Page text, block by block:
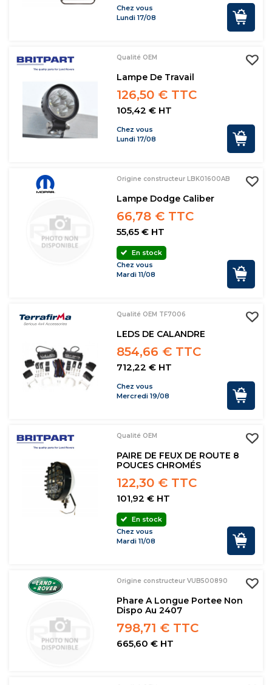
Chez vous
Lundi 17/08
Qualité OEM
Lampe De Travail
126,50 € TTC
105,42 € HT
Chez vous
Lundi 17/08
Origine constructeur LBK01600AB
Lampe Dodge Caliber
66,78 € TTC
55,65 € HT
En stock
Chez vous
Mardi 11/08
Qualité OEM TF7006
LEDS DE CALANDRE
854,66 € TTC
712,22 € HT
Chez vous
Mercredi 19/08
Qualité OEM
PAIRE DE FEUX DE ROUTE 8
POUCES CHROMÉS
122,30 € TTC
101,92 € HT
En stock
Chez vous
Mardi 11/08
Origine constructeur VUB500890
Phare A Longue Portee Non
Dispo Au 2407
798,71 € TTC
665,60 € HT